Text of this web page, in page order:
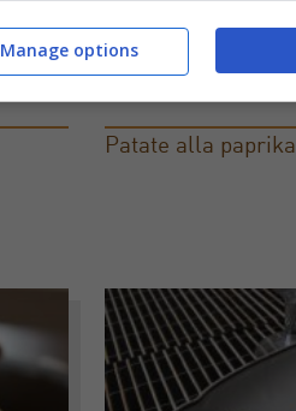
Patate alla paprika
Manage options